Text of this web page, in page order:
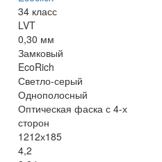
34 класс
LVT
0,30 мм
Замковый
EcoRich
Светло-серый
Однополосный
Оптическая фаска с 4-х
сторон
1212х185
4,2